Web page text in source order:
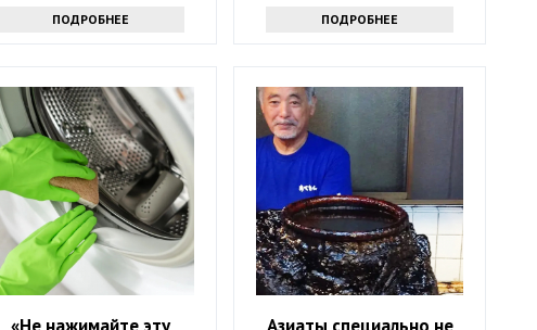
ПОДРОБНЕЕ ПОДРОБНЕЕ
«Не нажимайте эту
Азиаты специально не